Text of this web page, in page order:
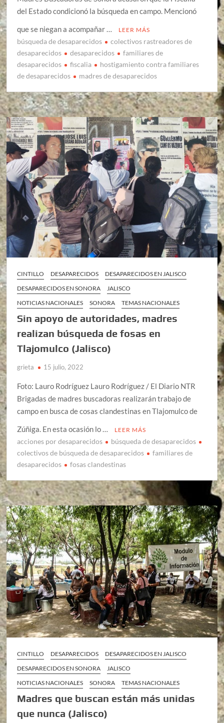
del Estado condicionó la búsqueda en campo. Mencionó
que se niegan a acompañar …
LEER MÁS
búsqueda de desaparecidos
colectivos rastreadores de
desaparecidos
desaparecidos
familiares de
desaparecidos
fiscalia
hostigamiento contra familiares
de desaparecidos
madres de desaparecidos
CINTILLO DESAPARECIDOS
DESAPARECIDOS EN JALISCO
DESAPARECIDOS EN SONORA
JALISCO
NOTICIAS NACIONALES
SONORA TEMAS NACIONALES
Sin apoyo de autoridades, madres
realizan búsqueda de fosas en
Tlajomulco (Jalisco)
grieta 15 julio, 2022
Foto: Lauro Rodríguez Lauro Rodríguez / El Diario NTR
Brigadas de madres buscadoras realizarán trabajo de
campo en busca de cosas clandestinas en Tlajomulco de
Zúñiga. En esta ocasión lo …
LEER MÁS
acciones por desaparecidos
búsqueda de desaparecidos
colectivos de búsqueda de desaparecidos
familiares de
desaparecidos
fosas clandestinas
CINTILLO DESAPARECIDOS
DESAPARECIDOS EN JALISCO
DESAPARECIDOS EN SONORA
JALISCO
NOTICIAS NACIONALES
SONORA TEMAS NACIONALES
Madres que buscan están más unidas
que nunca (Jalisco)